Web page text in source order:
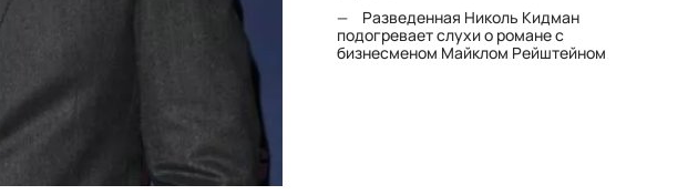
Разведенная Николь Кидман
подогревает слухи о романе с
бизнесменом Майклом Рейштейном